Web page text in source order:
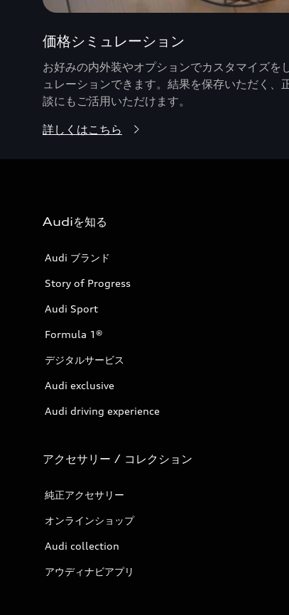
価格シミュレーション
お好みの内外装やオプションでカスタマイズを
ュレーションできます。結果を保存いただく、
談にもご活用いただけます。
詳しくはこちら
Audiを知る
Audi ブランド
Story of Progress
Audi Sport
Formula 1®
デジタルサービス
Audi exclusive
Audi driving experience
アクセサリー / コレクション
純正アクセサリー
オンラインショップ
Audi collection
アウディナビアプリ